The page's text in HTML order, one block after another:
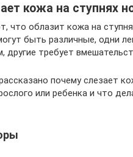
кожа на ступнях
что облазит кожа на
быть различные, одни
другие требует
почему слезает
или ребенка и что